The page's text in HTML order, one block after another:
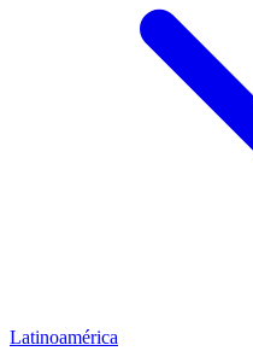
Latinoamérica